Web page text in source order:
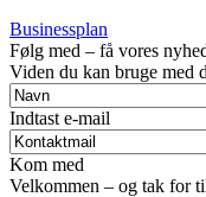
Businessplan
Følg med – få vores
Viden du kan bruge med
Indtast e-mail
Kom med
Velkommen – og tak for